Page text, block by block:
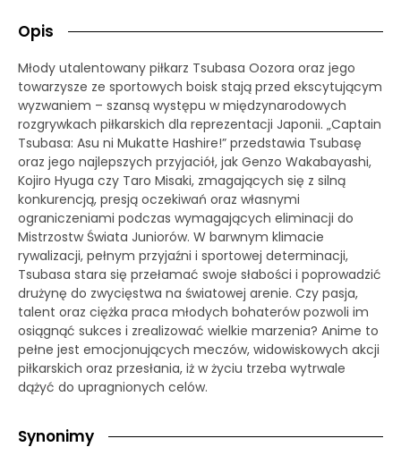
Opis
Młody utalentowany piłkarz Tsubasa Oozora oraz jego
towarzysze ze sportowych boisk stają przed ekscytującym
wyzwaniem – szansą występu w międzynarodowych
rozgrywkach piłkarskich dla reprezentacji Japonii. „Captain
Tsubasa: Asu ni Mukatte Hashire!” przedstawia Tsubasę
oraz jego najlepszych przyjaciół, jak Genzo Wakabayashi,
Kojiro Hyuga czy Taro Misaki, zmagających się z silną
konkurencją, presją oczekiwań oraz własnymi
ograniczeniami podczas wymagających eliminacji do
Mistrzostw Świata Juniorów. W barwnym klimacie
rywalizacji, pełnym przyjaźni i sportowej determinacji,
Tsubasa stara się przełamać swoje słabości i poprowadzić
drużynę do zwycięstwa na światowej arenie. Czy pasja,
talent oraz ciężka praca młodych bohaterów pozwoli im
osiągnąć sukces i zrealizować wielkie marzenia? Anime to
pełne jest emocjonujących meczów, widowiskowych akcji
piłkarskich oraz przesłania, iż w życiu trzeba wytrwale
dążyć do upragnionych celów.
Synonimy